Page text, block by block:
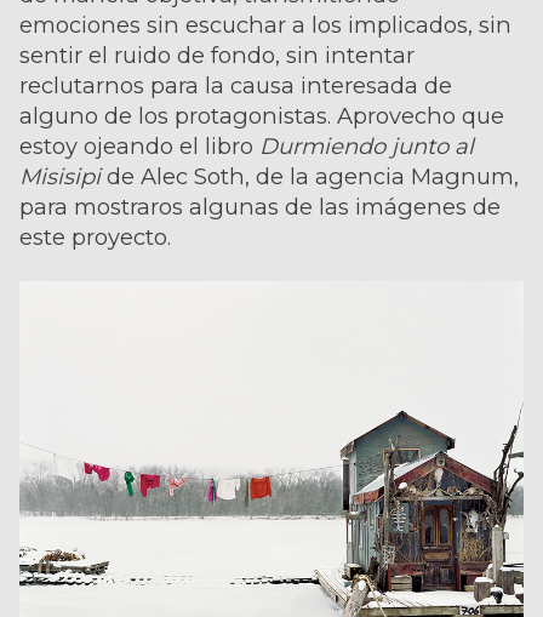
emociones sin escuchar a los implicados, sin
sentir el ruido de fondo, sin intentar
reclutarnos para la causa interesada de
alguno de los protagonistas. Aprovecho que
estoy ojeando el libro Durmiendo junto al
Misisipide Alec Soth, de la agencia Magnum,
para mostraros algunas de las imágenes de
este proyecto.